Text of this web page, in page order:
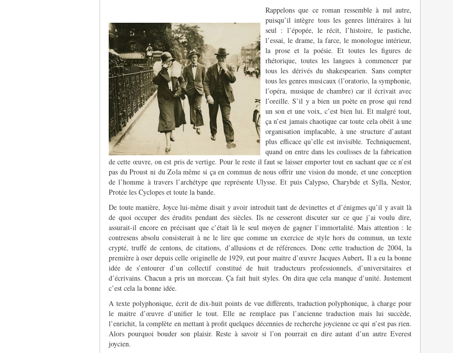
Rappelons que ce roman ressemble à nul autre,
puisqu’il intègre tous les genres littéraires à lui
seul : l’épopée, le récit, l’histoire, le pastiche,
l’essai, le drame, la farce, le monologue intérieur,
la prose et la poésie. Et toutes les figures de
rhétorique, toutes les langues à commencer par
tous les dérivés du shakespearien. Sans compter
tous les genres musicaux (l’oratorio, la symphonie,
l’opéra, musique de chambre) car il écrivait avec
l’oreille. S’il y a bien un poète en prose qui rend
un son et une voix, c’est bien lui. Et malgré tout,
ça n’est jamais chaotique car toute cela obéit à une
organisation implacable, à une structure d’autant
plus efficace qu’elle est invisible. Techniquement,
quand on entre dans les coulisses de la fabrication
de cette œuvre, on est pris de vertige. Pour le reste il faut se laisser emporter tout en sachant que ce n’est
pas du Proust ni du Zola même si ça en commun de nous offrir une vision du monde, et une conception
de l’homme à travers l’archétype que représente Ulysse. Et puis Calypso, Charybde et Sylla, Nestor,
Protée les Cyclopes et toute la bande.
De toute manière, Joyce lui-même disait y avoir introduit tant de devinettes et d’énigmes qu’il y avait là
de quoi occuper des érudits pendant des siècles. Ils ne cesseront discuter sur ce que j’ai voulu dire,
assurait-il encore en précisant que c’était là le seul moyen de gagner l’immortalité. Mais attention : le
contresens absolu consisterait à ne le lire que comme un exercice de style hors du commun, un texte
crypté, truffé de centons, de citations, d’allusions et de références. Donc cette traduction de 2004, la
première à oser depuis celle originelle de 1929, eut pour maitre d’œuvre Jacques Aubert. Il a eu la bonne
idée de s’entourer d’un collectif constitué de huit traducteurs professionnels, d’universitaires et
d’écrivains. Chacun a pris un morceau. Ça fait huit styles. On dira que cela manque d’unité. Justement
c’est cela la bonne idée.
A texte polyphonique, écrit de dix-huit points de vue différents, traduction polyphonique, à charge pour
le maitre d’œuvre d’unifier le tout. Elle ne remplace pas l’ancienne traduction mais lui succède,
l’enrichit, la complète en mettant à profit quelques décennies de recherche joycienne ce qui n’est pas rien.
Alors pourquoi bouder son plaisir. Reste à savoir si l’on pourrait en dire autant d’un autre Everest
joycien.